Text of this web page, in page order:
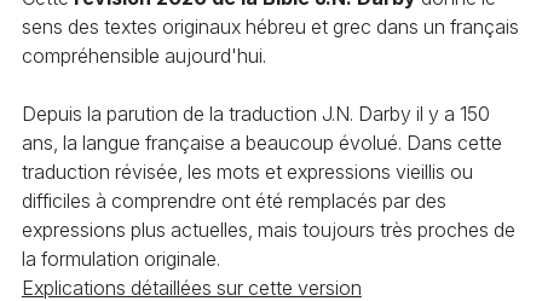
sens des textes originaux hébreu et grec dans un français
compréhensible aujourd'hui.
Depuis la parution de la traduction J.N. Darby il y a 150
ans, la langue française a beaucoup évolué. Dans cette
traduction révisée, les mots et expressions vieillis ou
difficiles à comprendre ont été remplacés par des
expressions plus actuelles, mais toujours très proches de
la formulation originale.
Explications détaillées sur cette version